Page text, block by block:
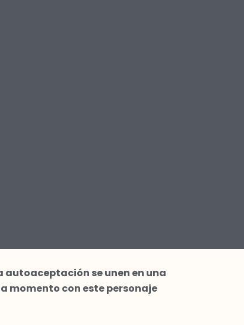
autoaceptación se unen en una
momento con este personaje